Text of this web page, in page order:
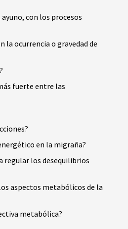
con los procesos
la ocurrencia o gravedad de
fuerte entre las
en la migraña?
regular los desequilibrios
aspectos metabólicos de la
metabólica?